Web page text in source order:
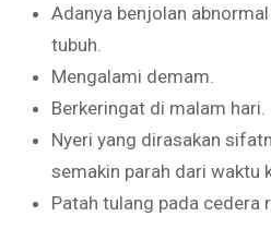
Adanya benjolan
tubuh.
Mengalami demam.
Berkeringat di malam hari.
Nyeri yang dirasakan
semakin parah dari waktu
Patah tulang pada cedera